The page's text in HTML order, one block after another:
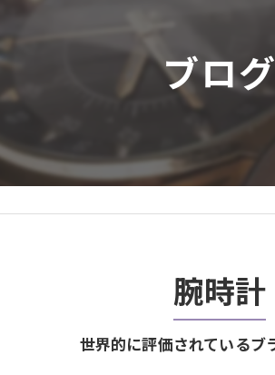
ブログ
腕時計
世界的に評価されているブ